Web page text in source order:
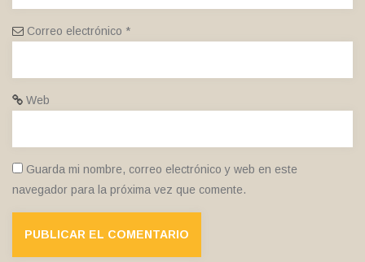
Correo electrónico *
Web
Guarda mi nombre, correo electrónico y web en este
navegador para la próxima vez que comente.